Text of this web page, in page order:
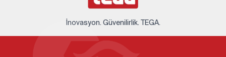
İnovasyon. Güvenilirlik. TEGA.